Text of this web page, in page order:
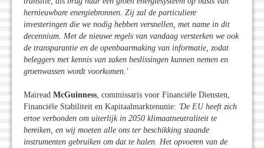
hernieuwbare energiebronnen. Zij zal de particuliere
investeringen die we nodig hebben versnellen, met name in dit
decennium. Met de nieuwe regels van vandaag versterken we ook
de transparantie en de openbaarmaking van informatie, zodat
beleggers met kennis van zaken beslissingen kunnen nemen en
groenwassen wordt voorkomen.'
Mairead McGuinness , commissaris voor Financiële Diensten,
Financiële Stabiliteit en Kapitaalmarktenunie: 'De EU heeft zich
ertoe verbonden om uiterlijk in 2050 klimaatneutraliteit te
bereiken, en wij moeten alle ons ter beschikking staande
instrumenten gebruiken om dat te halen. Het opvoeren van de